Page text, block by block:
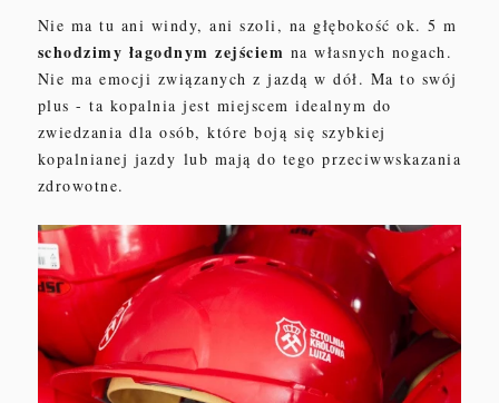
Nie ma tu ani windy, ani szoli, na głębokość ok. 5 m
schodzimy łagodnym zejściem na własnych nogach.
Nie ma emocji związanych z jazdą w dół. Ma to swój
plus- ta kopalniajest miejscemidealnym do
zwiedzania dla osób, które boją się szybkiej
kopalnianej jazdy lub mają do tego przeciwwskazania
zdrowotne.